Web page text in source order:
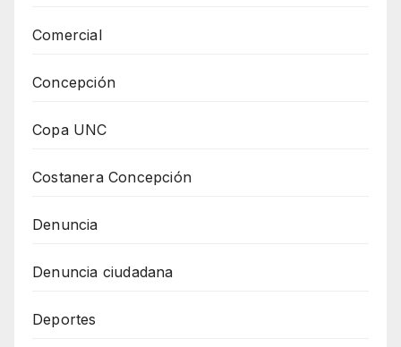
Comercial
Concepción
Copa UNC
Costanera Concepción
Denuncia
Denuncia ciudadana
Deportes